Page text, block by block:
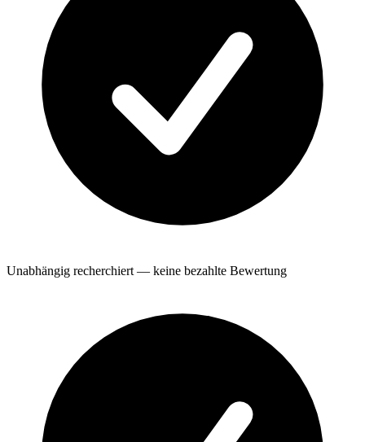
Unabhängig recherchiert — keine bezahlte Bewertung